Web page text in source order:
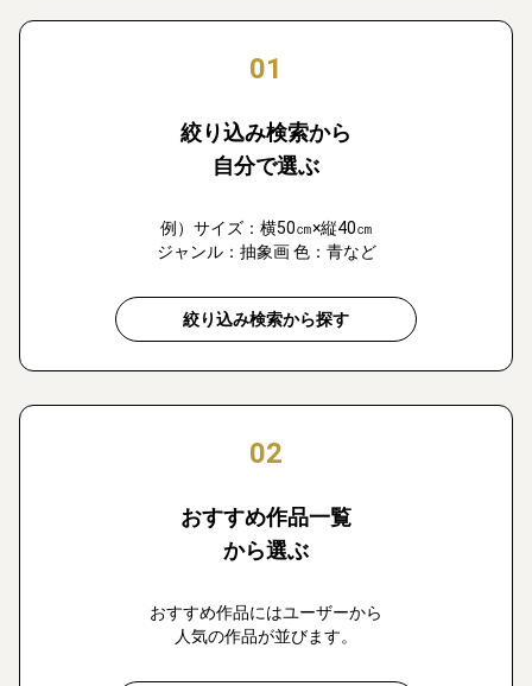
01
絞り込み検索から
自分で選ぶ
例）サイズ：横50㎝×縦40㎝
ジャンル：抽象画 色：青など
絞り込み検索から探す
02
おすすめ作品一覧
から選ぶ
おすすめ作品にはユーザーから
人気の作品が並びます。